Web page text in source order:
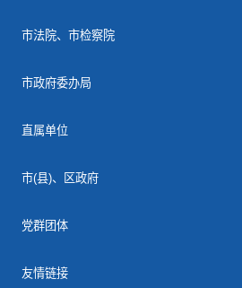
市法院、市检察院
市政府委办局
直属单位
市(县)、区政府
党群团体
友情链接